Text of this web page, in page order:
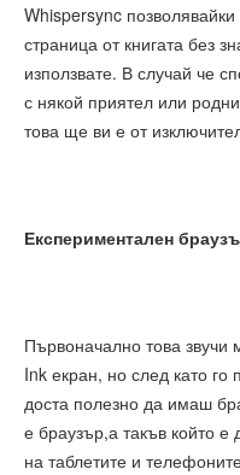
Whispersync
страница от книгата без
използвате. В случай че
с някой приятел или
това ще ви е от
Експериментален
Първоначално това звучи
Ink екран, но след като
доста полезно да имаш
е браузър,а такъв който е
на таблетите и